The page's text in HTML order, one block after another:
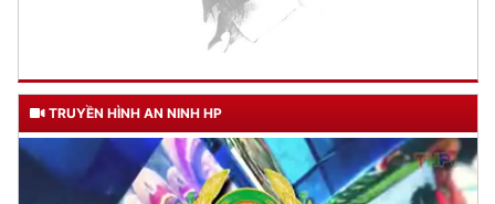
TRUYỀN HÌNH AN NINH HP